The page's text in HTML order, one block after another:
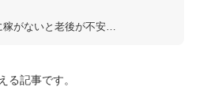
がないと老後が不安…
る記事です。